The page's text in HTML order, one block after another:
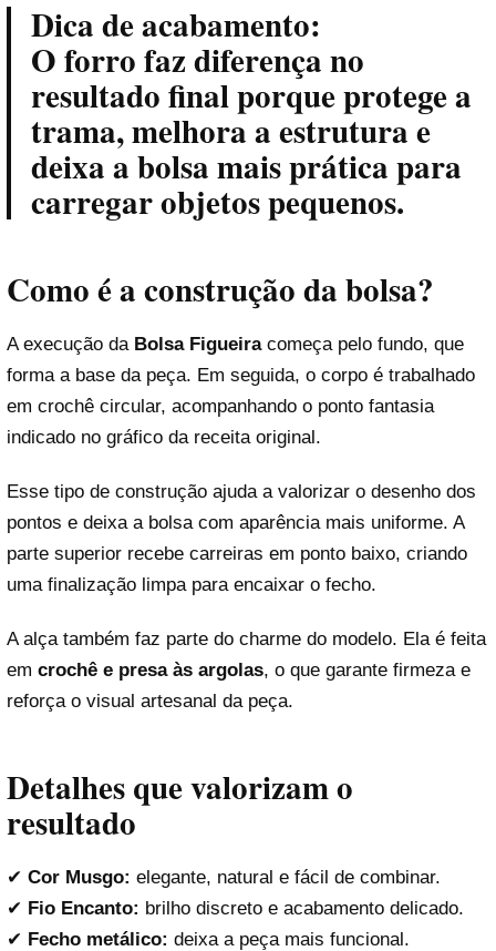
Dica de acabamento:
O forro faz diferença no
resultado final porque protege a
trama, melhora a estrutura e
deixa a bolsa mais prática para
carregar objetos pequenos.
Como é a construção da bolsa?
A execução da Bolsa Figueiracomeça pelo fundo, que
forma a base da peça. Em seguida, o corpo é trabalhado
em crochê circular, acompanhando o ponto fantasia
indicado no gráfico da receita original.
Esse tipo de construção ajuda a valorizar o desenho dos
pontos e deixa a bolsa com aparência mais uniforme. A
parte superior recebe carreiras em ponto baixo, criando
uma finalização limpa para encaixar o fecho.
A alça também faz parte do charme do modelo. Ela é feita
em crochê e presa às argolas, o que garante firmeza e
reforça o visual artesanal da peça.
Detalhes que valorizam o
resultado
✔ Cor Musgo: elegante, natural e fácil de combinar.
✔ Fio Encanto: brilho discreto e acabamento delicado.
✔ Fecho metálico: deixa a peça mais funcional.